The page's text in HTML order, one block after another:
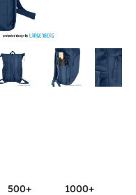
500+ 1000+